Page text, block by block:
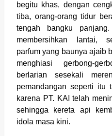
begitu khas, dengan
tiba, orang-orang tidur
tengah bangku
membersihkan lantai,
parfum yang baunya ajaib
menghiasi gerbong-
berlarian sesekali
pemandangan seperti
karena PT. KAI telah
sehingga kereta api
idola masa kini.